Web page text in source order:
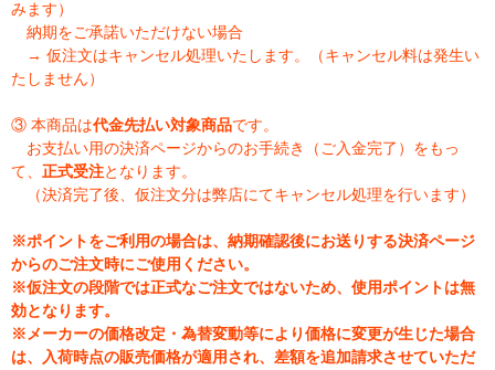
みます）
納期をご承諾いただけない場合
→ 仮注文はキャンセル処理いたします。（キャンセル料は発生い
たしません）
③ 本商品は代金先払い対象商品です。
お支払い用の決済ページからのお手続き（ご入金完了）をもっ
て、 正式受注となります。
（決済完了後、仮注文分は弊店にてキャンセル処理を行います）
※ポイントをご利用の場合は、納期確認後にお送りする決済ページ
からのご注文時にご使用ください。
※仮注文の段階では正式なご注文ではないため、使用ポイントは無
効となります。
※メーカーの価格改定・為替変動等により価格に変更が生じた場合
は、入荷時点の販売価格が適用され、差額を追加請求させていただ